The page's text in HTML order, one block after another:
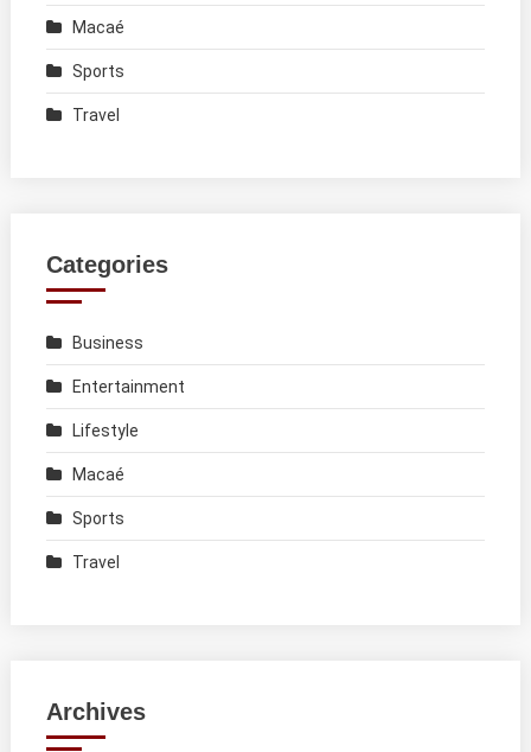
Macaé
Sports
Travel
Categories
Business
Entertainment
Lifestyle
Macaé
Sports
Travel
Archives